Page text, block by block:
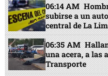
06:14 AM
subirse a un
central de La
06:35 AM
una acera, a las
Transporte